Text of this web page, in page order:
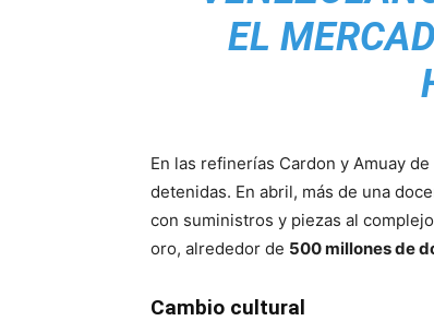
EL
En las refinerías Cardon y Amuay
detenidas. En abril, más de una
con suministros y piezas al
oro, alrededor de 500 millones de
Cambio cultural